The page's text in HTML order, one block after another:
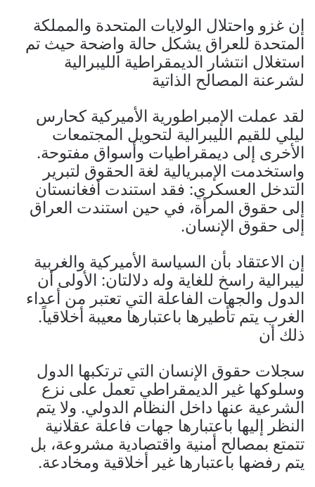
إن غزو واحتلال الولايات المتحدة والمملكة
المتحدة للعراق يشكل حالة واضحة حيث تم
استغلال انتشار الديمقراطية الليبرالية
لشرعنة المصالح الذاتية
لقد عملت الإمبراطورية الأميركية كحارس
ليلي للقيم الليبرالية لتحويل المجتمعات
الأخرى إلى ديمقراطيات وأسواق مفتوحة.
واستخدمت الإمبريالية لغة الحقوق لتبرير
التدخل العسكري: فقد استندت أفغانستان
إلى حقوق المرأة، في حين استندت العراق
إلى حقوق الإنسان.
إن الاعتقاد بأن السياسة الأميركية والغربية
ليبرالية راسخ للغاية وله دلالتان: الأولى أن
الدول والجهات الفاعلة التي تعتبر من أعداء
الغرب يتم تأطيرها باعتبارها معيبة أخلاقياً.
ذلك أن
سجلات حقوق الإنسان التي ترتكبها الدول
وسلوكها غير الديمقراطي تعمل على نزع
الشرعية عنها داخل النظام الدولي. ولا يتم
النظر إليها باعتبارها جهات فاعلة عقلانية
تتمتع بمصالح أمنية واقتصادية مشروعة، بل
يتم رفضها باعتبارها غير أخلاقية ومخادعة.